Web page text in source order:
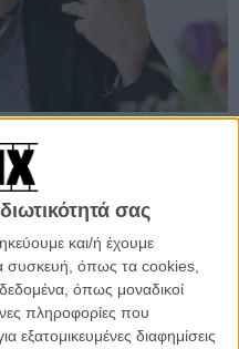
σας
και/ή έχουμε
συσκευή, όπως τα cookies,
όπως μοναδικοί
πληροφορίες που
εξατομικευμένες διαφημίσεις
προτιμήσεις σας στο
την απομάκρυνση
του καλλιτεχνικού διευθυντή
αντικαταστάτης του.